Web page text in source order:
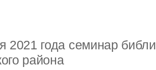
2021 года семинар
района